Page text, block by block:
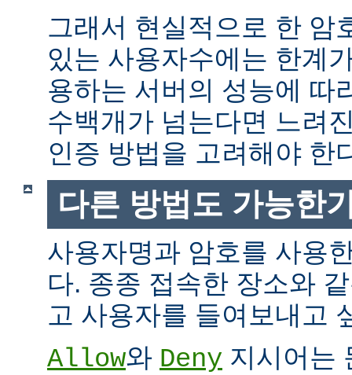
그래서 현실적으로 한 암
있는 사용자수에는 한계
용하는 서버의 성능에 따
수백개가 넘는다면 느려
인증 방법을 고려해야 한
다른 방법도 가능한
사용자명과 암호를 사용
다. 종종 접속한 장소와
고 사용자를 들여보내고
Allow와 Deny 지시어는